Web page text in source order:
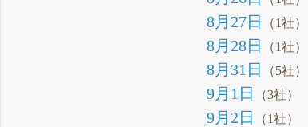
8月27日 （1社）
8月28日 （1社）
8月31日 （5社）
9月1日 （3社）
9月2日 （1社）